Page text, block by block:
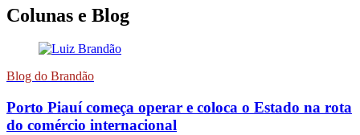
Colunas e Blog
Blog do Brandão
Porto Piauí começa operar e coloca o Estado na rota
do comércio internacional